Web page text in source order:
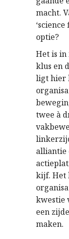
macht.
optie?
Het is
klus en
ligt hier
twee à
alliantie
kijf. Het
kwestie
een
maken.